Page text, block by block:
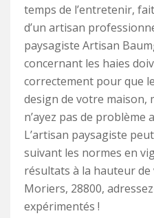
temps de l’entretenir,
d’un artisan
paysagiste Artisan
concernant les haies
correctement pour que
design de votre maison,
n’ayez pas de problème
L’artisan paysagiste
suivant les normes en
résultats à la hauteur
Moriers, 28800,
expérimentés !